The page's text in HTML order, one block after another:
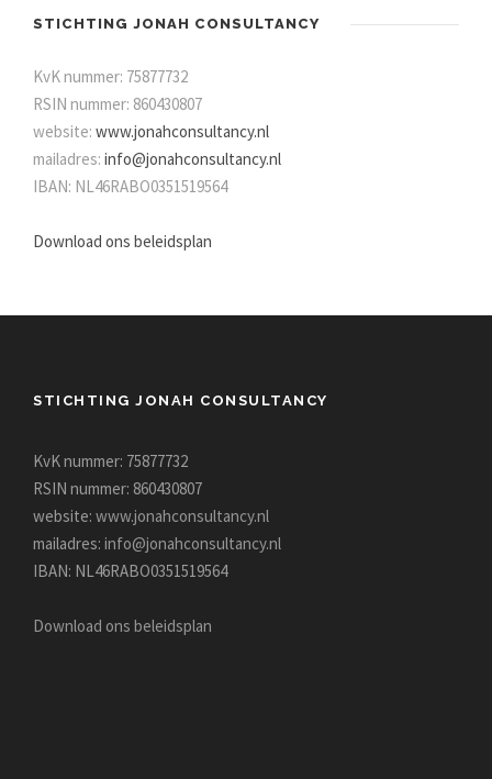
STICHTING JONAH CONSULTANCY
KvK nummer: 75877732
RSIN nummer: 860430807
website: www.jonahconsultancy.nl
mailadres: info@jonahconsultancy.nl
IBAN: NL46RABO0351519564
Download ons beleidsplan
STICHTING JONAH CONSULTANCY
KvK nummer: 75877732
RSIN nummer: 860430807
website: www.jonahconsultancy.nl
mailadres: info@jonahconsultancy.nl
IBAN: NL46RABO0351519564
Download ons beleidsplan